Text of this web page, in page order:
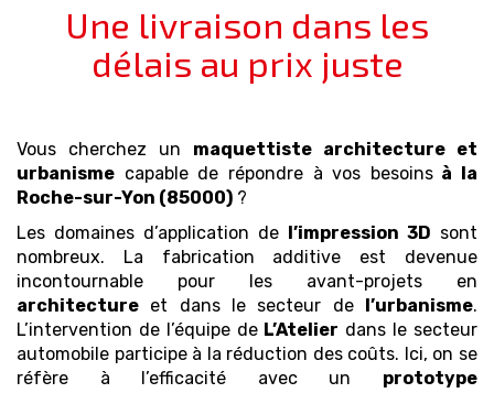
Une livraison dans les
délais au prix juste
Vous cherchez un maquettiste architecture et
urbanisme capable de répondre à vos besoins à la
Roche-sur-Yon (85000) ?
Les domaines d’application de l’impression 3D sont
nombreux. La fabrication additive est devenue
incontournable pour les avant-projets en
architecture et dans le secteur de l’urbanisme.
L’intervention de l’équipe de L’Atelier dans le secteur
automobile participe à la réduction des coûts. Ici, on se
réfère à l’efficacité avec un prototype